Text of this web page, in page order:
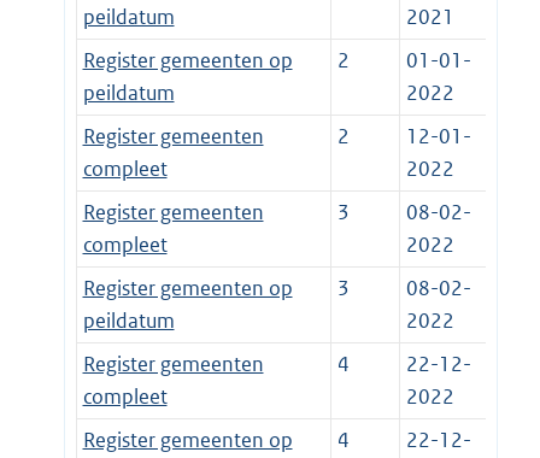
peildatum
2021
Register gemeenten op
peildatum
2
01-01-
2022
Register gemeenten
compleet
2
12-01-
2022
Register gemeenten
compleet
3
08-02-
2022
Register gemeenten op
peildatum
3
08-02-
2022
Register gemeenten
compleet
4
22-12-
2022
Register gemeenten op
4
22-12-